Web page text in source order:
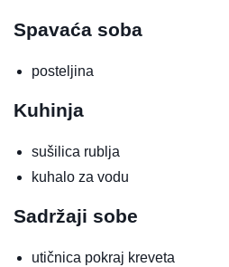
Spavaća soba
posteljina
Kuhinja
sušilica rublja
kuhalo za vodu
Sadržaji sobe
utičnica pokraj kreveta